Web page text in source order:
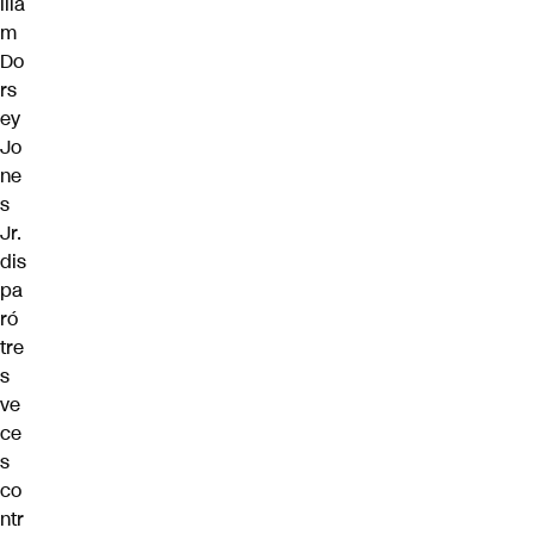
m
Do
rs
ey
Jo
ne
s
Jr.
dis
pa
ró
tre
s
ve
ce
s
co
ntr